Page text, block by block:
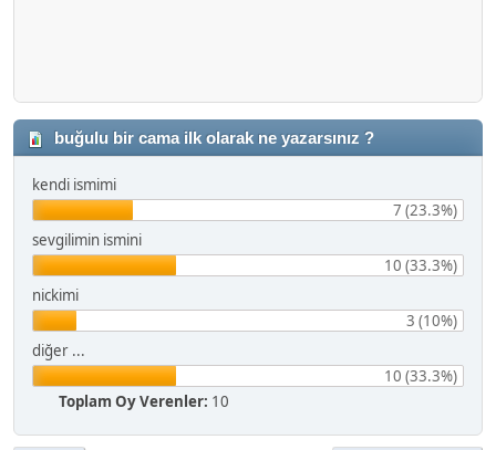
buğulu bir cama ilk olarak ne yazarsınız ?
kendi ismimi
7 (23.3%)
sevgilimin ismini
10 (33.3%)
nickimi
3 (10%)
diğer ...
10 (33.3%)
Toplam Oy Verenler: 10